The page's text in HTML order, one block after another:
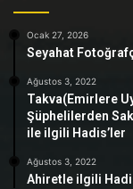
Ocak 27, 2026
Seyahat
Ağustos 3, 2022
Takva(Emirlere
Şüphelilerden
ile ilgili Hadis’ler
Ağustos 3, 2022
Ahiretle ilgili